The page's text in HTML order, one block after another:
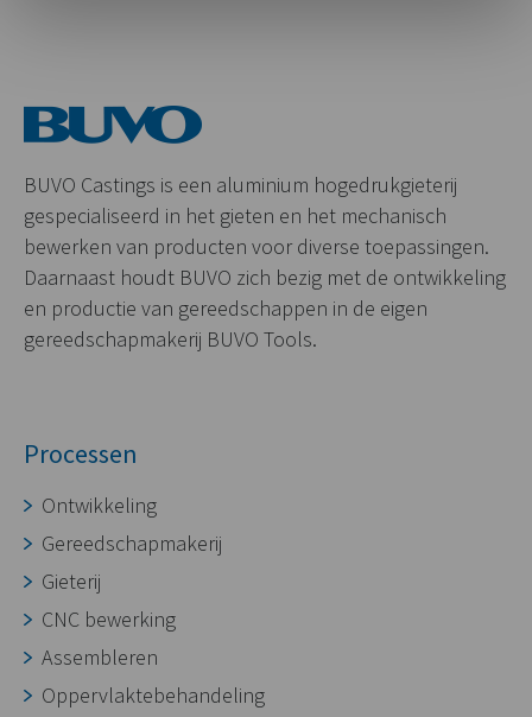
BUVO Castings is een aluminium hogedrukgieterij
gespecialiseerd in het gieten en het mechanisch
bewerken van producten voor diverse toepassingen.
Daarnaast houdt BUVO zich bezig met de ontwikkeling
en productie van gereedschappen in de eigen
gereedschapmakerij BUVO Tools.
Processen
Ontwikkeling
Gereedschapmakerij
Gieterij
CNC bewerking
Assembleren
Oppervlaktebehandeling